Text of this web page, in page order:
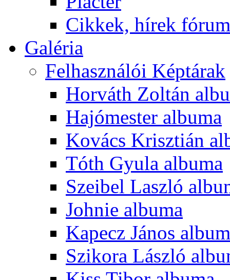
Cikkek, hírek
Galéria
Felhasználói Képtárak
Horváth Zoltán
Hajómester albuma
Kovács Krisztián
Tóth Gyula albuma
Szeibel Laszló
Johnie albuma
Kapecz János
Szikora László